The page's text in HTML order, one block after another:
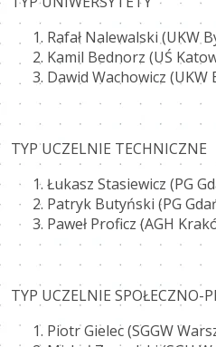
Rafał Nalewalski (UKW
Kamil Bednorz (UŚ
Dawid Wachowicz (UKW
TYP UCZELNIE TECHNICZNE
Łukasz Stasiewicz (PG
Patryk Butyński (PG
Paweł Proficz (AGH
TYP UCZELNIE SPOŁECZNO-
Piotr Gielec (SGGW